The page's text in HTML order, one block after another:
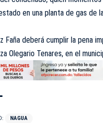
en una planta de gas de
Faña deberá cumplir la pena
Olegario Tenares, en el
NAGUA